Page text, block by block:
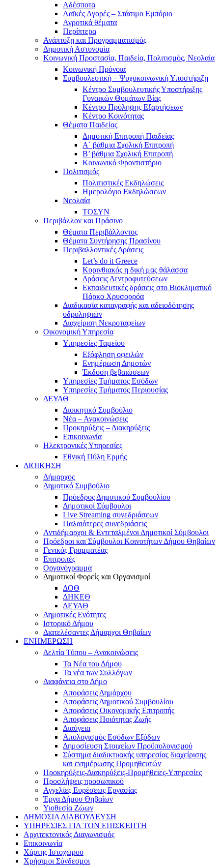
Αδέσποτα
Λαϊκές Αγορές – Στάσιμο Εμπόριο
Αγροτικά θέματα
Περίπτερα
Ανάπτυξη και Προγραμματισμός
Δημοτική Αστυνομία
Κοινωνική Προστασία, Παιδεία, Πολιτισμός, Νεολαία
Κοινωνική Πρόνοια
Συμβουλευτική – Ψυχοκοινωνική Υποστήριξη
Κέντρο Συμβουλευτικής Υποστήριξης
Γυναικών Θυμάτων Βίας
Κέντρο Πρόληψης Εξαρτήσεων
Κέντρο Κοινότητας
Θέματα Παιδείας
Δημοτική Επιτροπή Παιδείας
Α΄ βάθμια Σχολική Επιτροπή
B’ βάθμια Σχολική Επιτροπή
Κοινωνικό Φροντιστήριο
Πολιτισμός
Πολιτιστικές Εκδηλώσεις
Ημερολόγιο Εκδηλώσεων
Νεολαία
ΤΟΣΥΝ
Περιβάλλον και Πράσινο
Θέματα Περιβάλλοντος
Θέματα Συντήρησης Πρασίνου
Περιβαλλοντικές Δράσεις
Let’s do it Greece
Kορινθιακός η δική μας θάλασσα
Δράσεις Δεντροφυτεύσεων
Εκπαιδευτικές δράσεις στο Βιοκλιματικό
Πάρκο Χρυσορρόα
Διαδικασία καταγραφής και αδειοδότησης
υδροληψιών
Διαχείριση Νεκροταφείων
Οικονομική Υπηρεσία
Υπηρεσίες Ταμείου
Εξόφληση οφειλών
Ενημέρωση Δημοτών
Έκδοση βεβαιώσεων
Υπηρεσίες Τμήματος Εσόδων
Υπηρεσίες Τμήματος Περιουσίας
ΔΕΥΑΘ
Διοικητικό Συμβούλιο
Νέα – Ανακοινώσεις
Προκηρύξεις – Διακηρύξεις
Επικοινωνία
Ηλεκτρονικές Υπηρεσίες
Εθνική Πύλη Ερμής
ΔΙΟΙΚΗΣΗ
Δήμαρχος
Δημοτικό Συμβούλιο
Πρόεδρος Δημοτικού Συμβουλίου
Δημοτικοί Σύμβουλοι
Live Streaming συνεδριάσεων
Παλαιότερες συνεδριάσεις
Αντιδήμαρχοι & Εντεταλμένοι Δημοτικοί Σύμβουλοι
Πρόεδροι και Σύμβουλοι Κοινοτήτων Δήμου Θηβαίων
Γενικός Γραμματέας
Επιτροπές
Οργανόγραμμα
Δημοτικοί Φορείς και Οργανισμοί
ΔΟΘ
ΔΗΚΕΘ
ΔΕΥΑΘ
Δημοτικές Ενότητες
Ιστορικό Δήμου
Διατελέσαντες Δήμαρχοι Θηβαίων
ΕΝΗΜΕΡΩΣΗ
Δελτία Τύπου – Ανακοινώσεις
Τα Νέα του Δήμου
Τα νέα των Συλλόγων
Διαφάνεια στο Δήμο
Αποφάσεις Δημάρχου
Αποφάσεις Δημοτικού Συμβουλίου
Αποφάσεις Οικονομικής Επιτροπής
Αποφάσεις Ποιότητας Ζωής
Διαύγεια
Απολογισμός Εσόδων Εξόδων
Δημοσίευση Στοιχείων Προϋπολογισμού
Σύστημα διαδικτυακής υπηρεσίας διαχείρισης
και ενημέρωσης Προμηθευτών
Προκηρύξεις-Διακηρύξεις-Προμήθειες-Υπηρεσίες
Προσλήψεις προσωπικού
Αγγελίες Ευρέσεως Εργασίας
Έργα Δήμου Θηβαίων
Υιοθεσία Ζώων
ΔΗΜΟΣΙΑ ΔΙΑΒΟΥΛΕΥΣΗ
ΥΠΗΡΕΣΙΕΣ ΓΙΑ ΤΟΝ ΕΠΙΣΚΕΠΤΗ
Αρχιτεκτονικός Διαγωνισμός
Επικοινωνία
Χάρτης Ιστοχώρου
Χρήσιμοι Σύνδεσμοι